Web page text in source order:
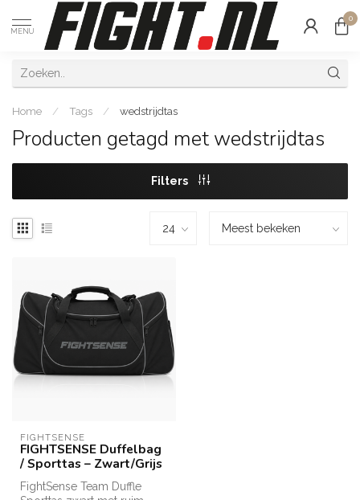
MENU
0
Home / Tags / wedstrijdtas
Producten getagd met wedstrijdtas
Filters
FIGHTSENSE
FIGHTSENSE Duffelbag
/ Sporttas – Zwart/Grijs
FightSense Team Duffle